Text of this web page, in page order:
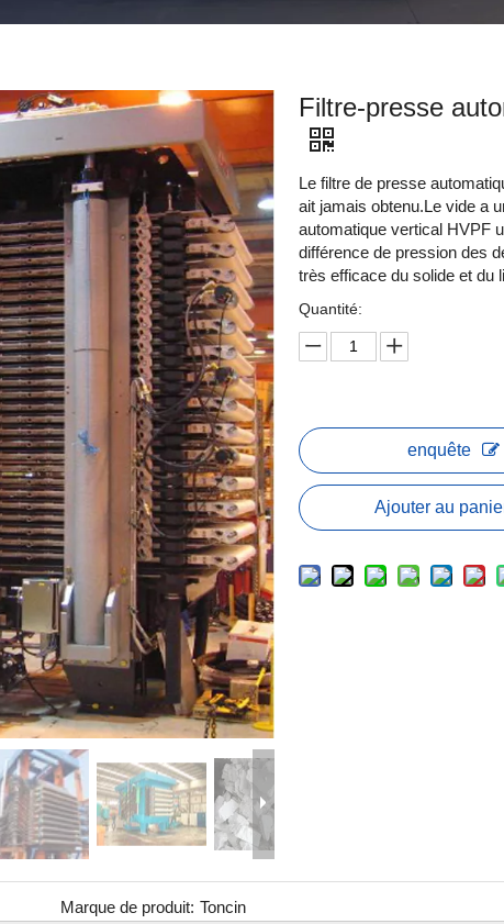
Filtre-presse
Le filtre de presse
ait jamais obtenu.Le vide a
automatique vertical HVPF
différence de pression des
très efficace du solide et du
Quantité:
enquête
Ajouter au
Marque de produit: Toncin